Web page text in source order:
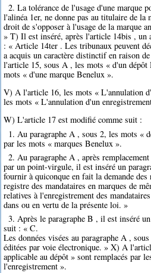
2. La tolérance de l'usage d'une marque
l'alinéa 1er, ne donne pas au titulaire de la
droit de s'opposer à l'usage de la marque
» T) Il est inséré, après l'article 14bis ,
: « Article 14ter . Les tribunaux peuvent
a acquis un caractère distinctif en raison
l'article 15, sous A , les mots « d'un dépôt
mots « d'une marque Benelux ».
V) A l'article 16, les mots « L'annulation
les mots « L'annulation d'un
W) L'article 17 est modifié comme suit :
1. Au paragraphe A , sous 2, les mots «
par les mots « marques Benelux ».
2. Au paragraphe A , après
par un point-virgule, il est inséré un
fournir à quiconque en fait la demande des
registre des mandataires en marques de
relatives à l'enregistrement des
dans ou en vertu de la présente loi. »
3. Après le paragraphe B , il est inséré
suit : « C.
Les données visées au paragraphe A ,
éditées par voie électronique. » X) A
applicable au dépôt » sont remplacés par
l'enregistrement ».